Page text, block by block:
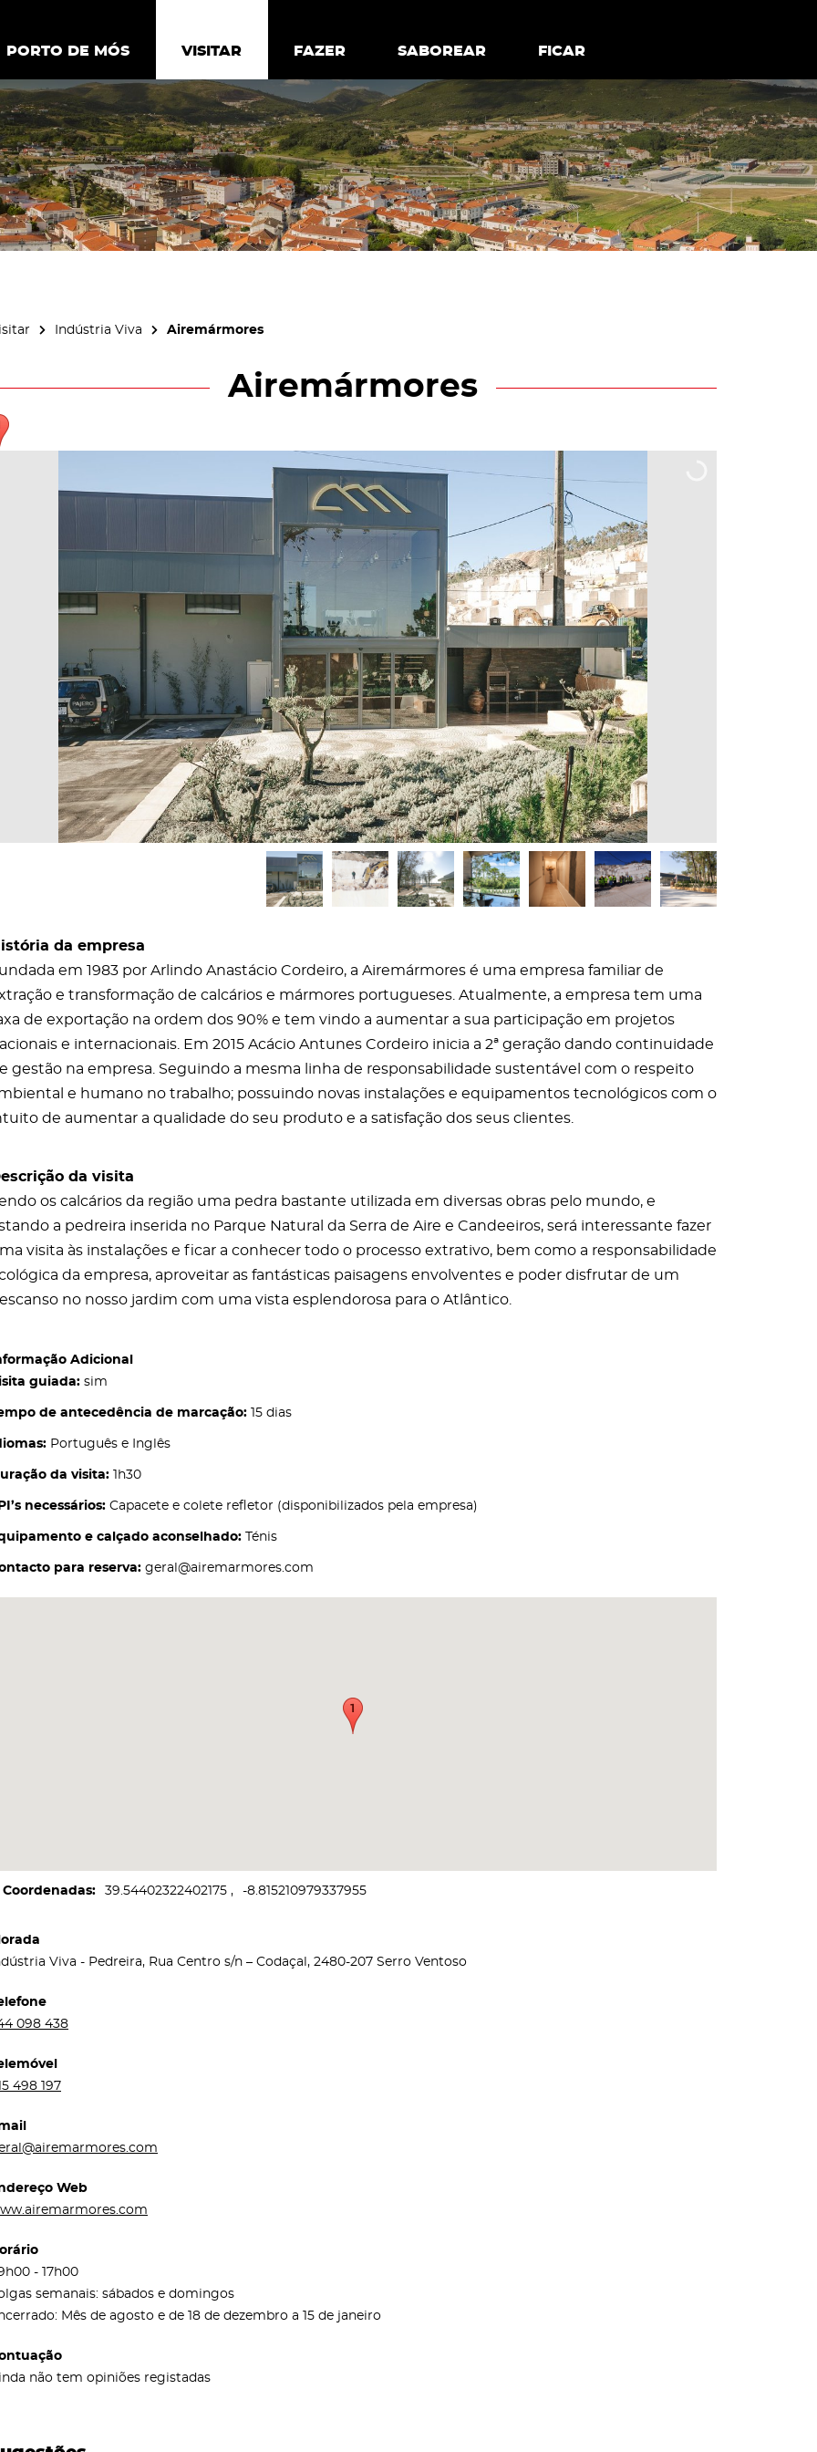
PORTO DE MÓS
VISITAR FAZER SABOREAR FICAR
PORTO DE MÓS VISITAR FAZER SABOREAR FICAR
Indústria Viva Airemármores
Airemármores
da empresa
em 1983 por Arlindo Anastácio Cordeiro, a Airemármores é uma empresa familiar de
e transformação de calcários e mármores portugueses. Atualmente, a empresa tem uma
de exportação na ordem dos 90% e tem vindo a aumentar a sua participação em projetos
e internacionais. Em 2015 Acácio Antunes Cordeiro inicia a 2ª geração dando continuidade
gestão na empresa. Seguindo a mesma linha de responsabilidade sustentável com o respeito
e humano no trabalho; possuindo novas instalações e equipamentos tecnológicos com o
de aumentar a qualidade do seu produto e a satisfação dos seus clientes.
da visita
os calcários da região uma pedra bastante utilizada em diversas obras pelo mundo, e
a pedreira inserida no Parque Natural da Serra de Aire e Candeeiros, será interessante fazer
visita às instalações e ficar a conhecer todo o processo extrativo, bem como a responsabilidade
da empresa, aproveitar as fantásticas paisagens envolventes e poder disfrutar de um
no nosso jardim com uma vista esplendorosa para o Atlântico.
Adicional
guiada: sim
de antecedência de marcação: 15 dias
Português e Inglês
da visita: 1h30
necessários: Capacete e colete refletor (disponibilizados pela empresa)
e calçado aconselhado: Ténis
para reserva: geral@airemarmores.com
Coordenadas 39.54402322402175 -8.815210979337955
Viva - Pedreira, Rua Centro s/n – Codaçal, 2480-207 Serro Ventoso
098 438
498 197
Web
- 17h00
semanais: sábados e domingos
Mês de agosto e de 18 de dezembro a 15 de janeiro
não tem opiniões registadas